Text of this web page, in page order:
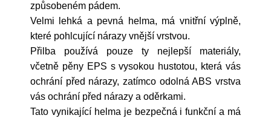
způsobeném pádem.
Velmi lehká a pevná helma, má vnitřní výplně,
které pohlcující nárazy vnější vrstvou.
Přilba používá pouze ty nejlepší materiály,
včetně pěny EPS s vysokou hustotou, která vás
ochrání před nárazy, zatímco odolná ABS vrstva
vás ochrání před nárazy a oděrkami.
Tato vynikající helma je bezpečná i funkční a má